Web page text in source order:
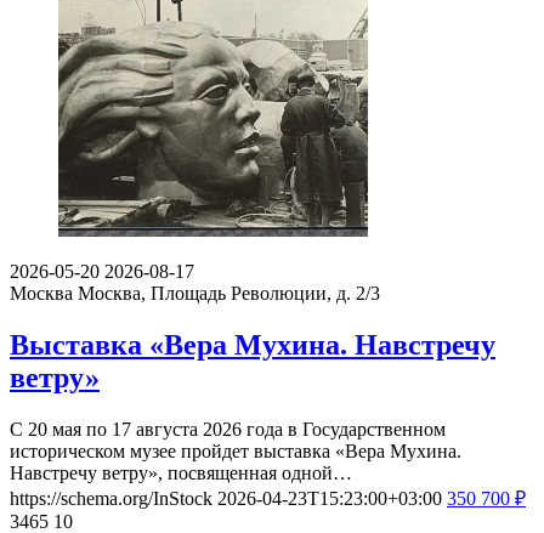
2026-05-20 2026-08-17
Москва Москва, Площадь Революции, д. 2/3
Выставка «Вера Мухина. Навстречу
ветру»
С 20 мая по 17 августа 2026 года в Государственном
историческом музее пройдет выставка «Вера Мухина.
Навстречу ветру», посвященная одной…
https://schema.org/InStock 2026-04-23T15:23:00+03:00 350 700 ₽
3465 10